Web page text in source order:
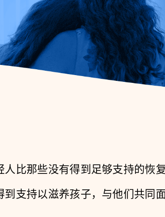
比那些没有得到足够支持的恢
支持以滋养孩子，与他们共同